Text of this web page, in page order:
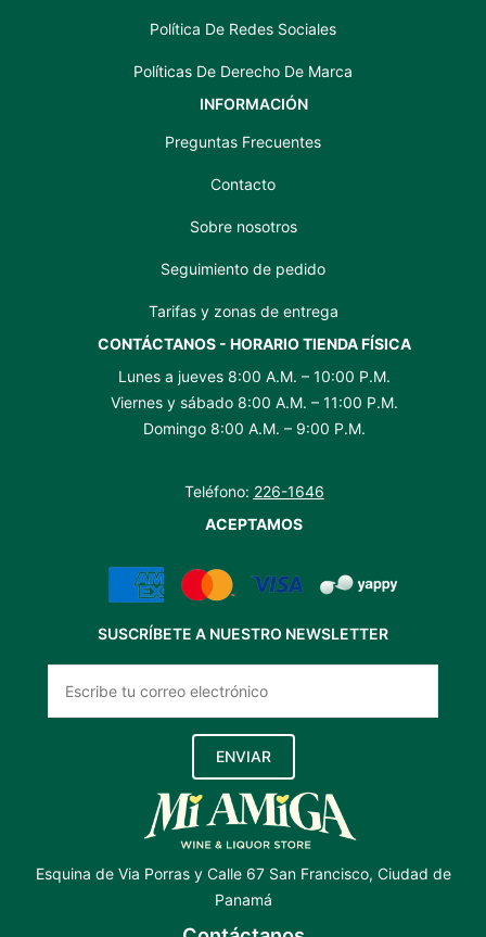
Política De Redes Sociales
Políticas De Derecho De Marca
INFORMACIÓN
Preguntas Frecuentes
Contacto
Sobre nosotros
Seguimiento de pedido
Tarifas y zonas de entrega
CONTÁCTANOS - HORARIO TIENDA FÍSICA
Lunes a jueves 8:00 A.M. – 10:00 P.M.
Viernes y sábado 8:00 A.M. – 11:00 P.M.
Domingo 8:00 A.M. – 9:00 P.M.
Teléfono: 226-1646
ACEPTAMOS
SUSCRÍBETE A NUESTRO NEWSLETTER
ENVIAR
Esquina de Via Porras y Calle 67 San Francisco, Ciudad de
Panamá